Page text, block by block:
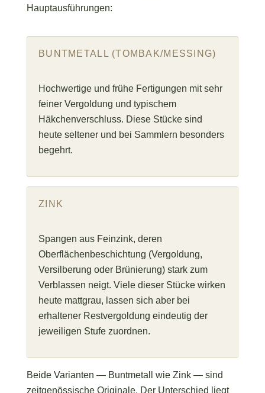
Hauptausführungen:
BUNTMETALL (TOMBAK/MESSING)
Hochwertige und frühe Fertigungen mit sehr
feiner Vergoldung und typischem
Häkchenverschluss. Diese Stücke sind
heute seltener und bei Sammlern besonders
begehrt.
ZINK
Spangen aus Feinzink, deren
Oberflächenbeschichtung (Vergoldung,
Versilberung oder Brünierung) stark zum
Verblassen neigt. Viele dieser Stücke wirken
heute mattgrau, lassen sich aber bei
erhaltener Restvergoldung eindeutig der
jeweiligen Stufe zuordnen.
Beide Varianten — Buntmetall wie Zink — sind
zeitgenössische Originale. Der Unterschied liegt